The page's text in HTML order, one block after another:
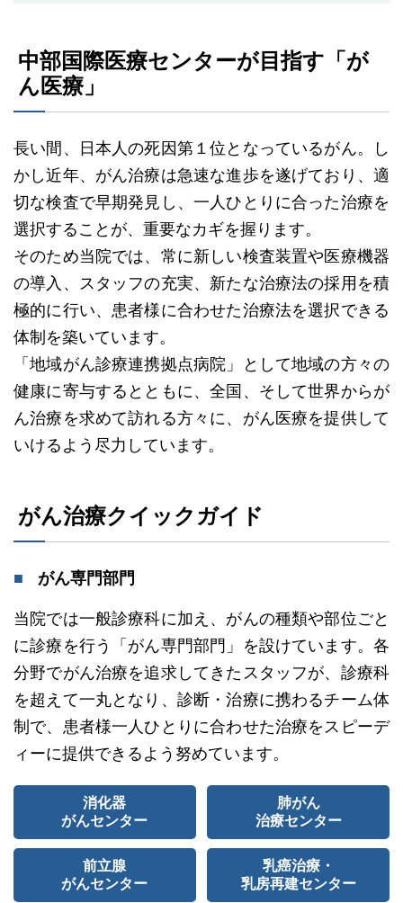
中部国際医療センターが目指す「が
ん医療」
長い間、日本人の死因第１位となっているがん。し
かし近年、がん治療は急速な進歩を遂げており、適
切な検査で早期発見し、一人ひとりに合った治療を
選択することが、重要なカギを握ります。
そのため当院では、常に新しい検査装置や医療機器
の導入、スタッフの充実、新たな治療法の採用を積
極的に行い、患者様に合わせた治療法を選択できる
体制を築いています。
「地域がん診療連携拠点病院」として地域の方々の
健康に寄与するとともに、全国、そして世界からが
ん治療を求めて訪れる方々に、がん医療を提供して
いけるよう尽力しています。
がん治療クイックガイド
がん専門部門
当院では一般診療科に加え、がんの種類や部位ごと
に診療を行う「がん専門部門」を設けています。各
分野でがん治療を追求してきたスタッフが、診療科
を超えて一丸となり、診断・治療に携わるチーム体
制で、患者様一人ひとりに合わせた治療をスピーデ
ィーに提供できるよう努めています。
消化器
がんセンター
肺がん
治療センター
前立腺
がんセンター
乳癌治療・
乳房再建センター